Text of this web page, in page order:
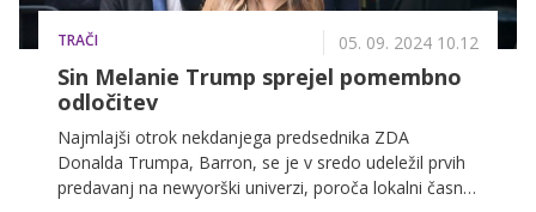
TRAČI 05. 09. 2024 10.12
Sin Melanie Trump sprejel pomembno
odločitev
Najmlajši otrok nekdanjega predsednika ZDA
Donalda Trumpa, Barron, se je v sredo udeležil prvih
predavanj na newyorški univerzi, poroča lokalni časnik